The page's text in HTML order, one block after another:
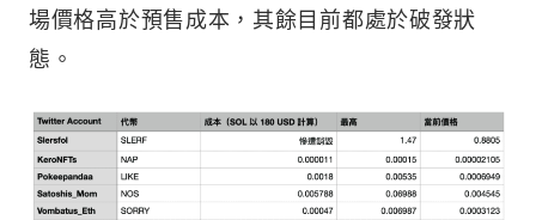
場價格高於預售成本，其餘目前都處於破發狀
態。